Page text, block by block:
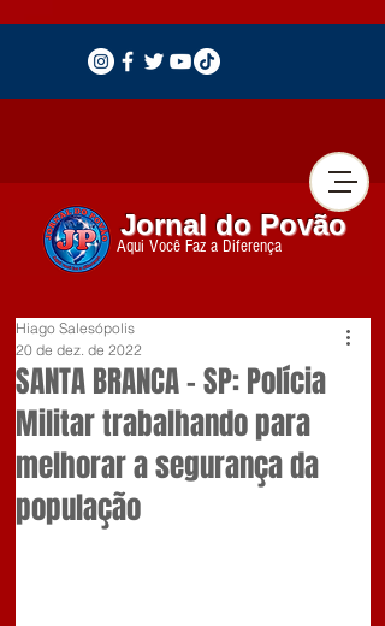
Jornal do Povão
Aqui Você Faz a Diferença
SANTA BRANCA – SP: Polícia
Militar trabalhando para
melhorar a segurança da
população
Hiago Salesópolis
20 de dez. de 2022